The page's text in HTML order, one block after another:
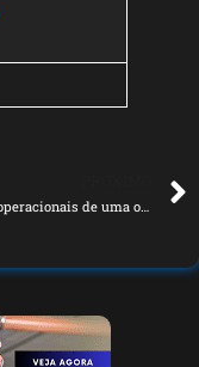
Despesas operacionais de uma oficina e como efetuar o cálculo